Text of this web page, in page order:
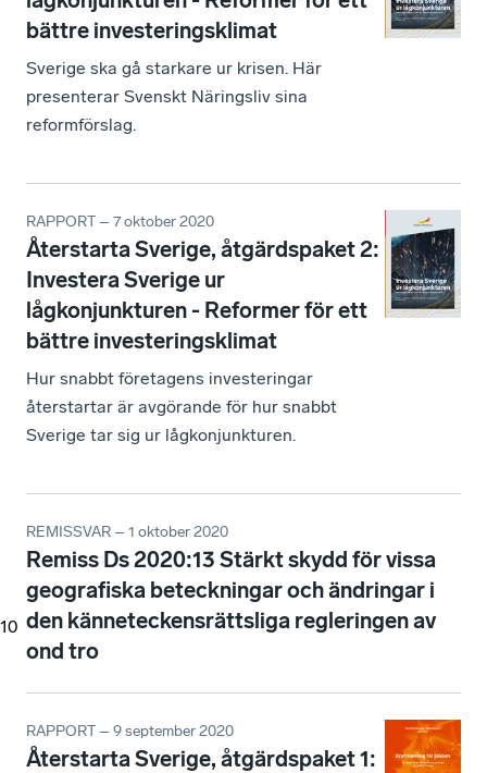
10
bättre investeringsklimat
Sverige ska gå starkare ur krisen. Här
presenterar Svenskt Näringsliv sina
reformförslag.
RAPPORT – 7 oktober 2020
Återstarta Sverige, åtgärdspaket 2:
Investera Sverige ur
lågkonjunkturen - Reformer för ett
bättre investeringsklimat
Hur snabbt företagens investeringar
återstartar är avgörande för hur snabbt
Sverige tar sig ur lågkonjunkturen.
REMISSVAR – 1 oktober 2020
Remiss Ds 2020:13 Stärkt skydd för vissa
geografiska beteckningar och ändringar i
den känneteckensrättsliga regleringen av
ond tro
RAPPORT – 9 september 2020
Återstarta Sverige, åtgärdspaket 1: